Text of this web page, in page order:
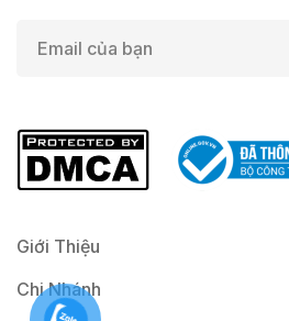
i
*
Giới Thiệu
Chi Nhánh